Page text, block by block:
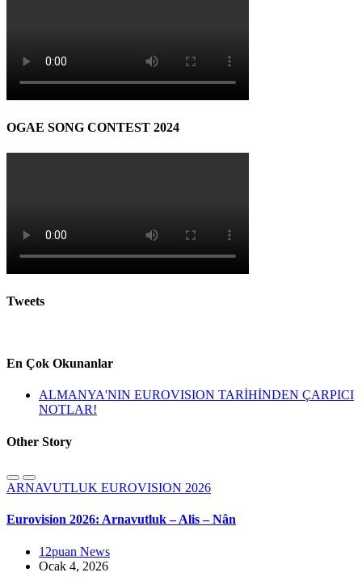
OGAE SONG CONTEST 2024
Tweets
En Çok Okunanlar
ALMANYA'NIN EUROVISION TARİHİNDEN ÇARPICI
NOTLAR!
Other Story
ARNAVUTLUK EUROVISION 2026
Eurovision 2026: Arnavutluk – Alis – Nân
12puan News
Ocak 4, 2026